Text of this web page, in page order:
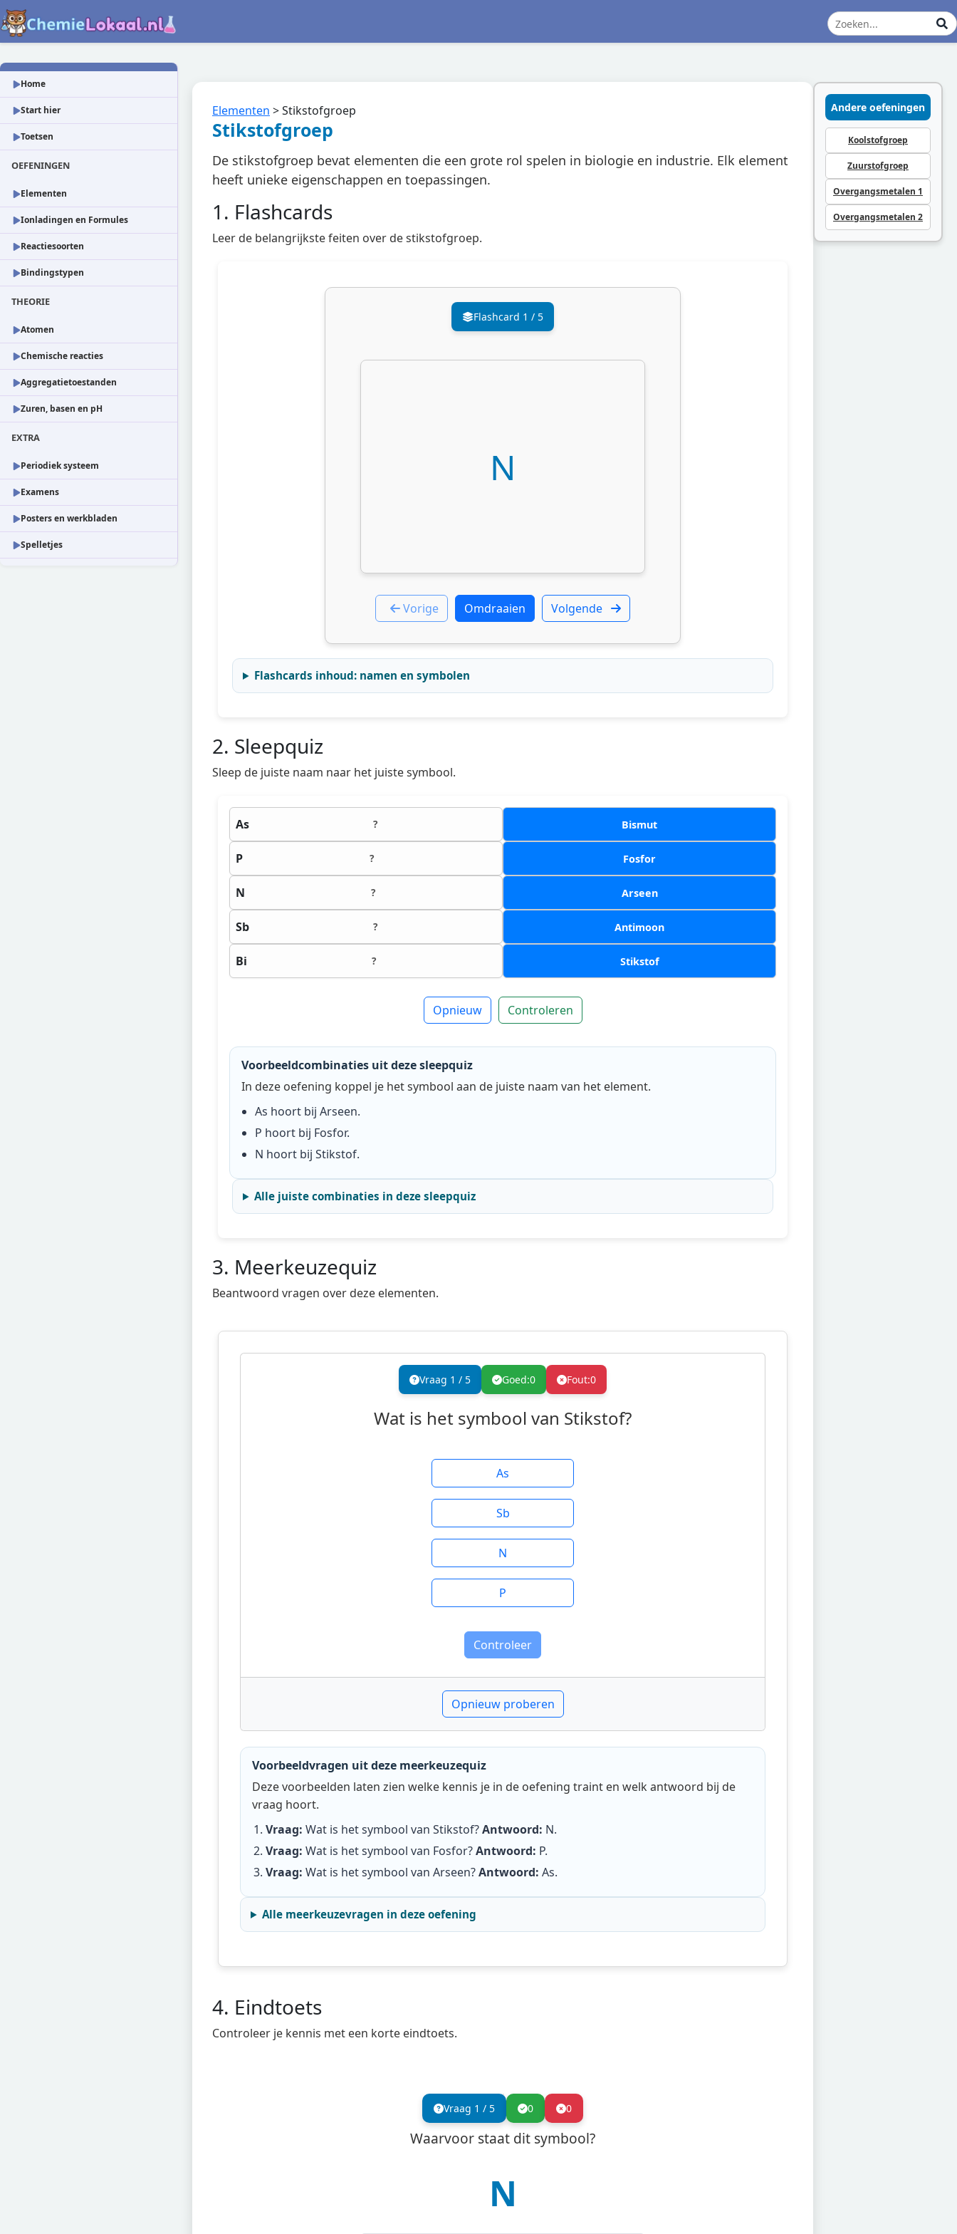
Home
Start hier
Toetsen
OEFENINGEN
Elementen
Ionladingen en Formules
Reactiesoorten
Bindingstypen
THEORIE
Atomen
Chemische reacties
Aggregatietoestanden
Zuren, basen en pH
EXTRA
Periodiek systeem
Examens
Posters en werkbladen
Spelletjes
Elementen >Stikstofgroep
Stikstofgroep
De stikstofgroep bevat elementen die een grote rol spelen in biologie en industrie. Elk element
heeft unieke eigenschappen en toepassingen.
1. Flashcards
Leer de belangrijkste feiten over de stikstofgroep.
Flashcard 1 / 5
N
Vorige Omdraaien Volgende
Flashcards inhoud: namen en symbolen
2. Sleepquiz
Sleep de juiste naam naar het juiste symbool.
As ?
P ?
N ?
Sb ?
Bi ?
Bismut
Fosfor
Arseen
Antimoon
Stikstof
Opnieuw Controleren
Voorbeeldcombinaties uit deze sleepquiz
In deze oefening koppel je het symbool aan de juiste naam van het element.
As hoort bijArseen.
P hoort bij Fosfor.
N hoort bijStikstof.
Alle juiste combinaties in deze sleepquiz
3. Meerkeuzequiz
Beantwoord vragen over deze elementen.
Vraag 1 / 5 Goed:0 Fout:0
Wat is het symbool van Stikstof?
As
Sb
N
P
Controleer
Opnieuw proberen
Voorbeeldvragen uit deze meerkeuzequiz
Deze voorbeelden laten zien welke kennis je in de oefening traint en welk antwoord bij de
vraag hoort.
Vraag: Wat is het symbool van Stikstof?Antwoord: N.
Vraag: Wat is het symbool van Fosfor?Antwoord: P.
Vraag: Wat is het symbool van Arseen?Antwoord: As.
Alle meerkeuzevragen in deze oefening
4. Eindtoets
Controleer je kennis met een korte eindtoets.
Vraag 1 / 5 0 0
Waarvoor staat dit symbool?
N
Andere oefeningen
Koolstofgroep
Zuurstofgroep
Overgangsmetalen 1
Overgangsmetalen 2